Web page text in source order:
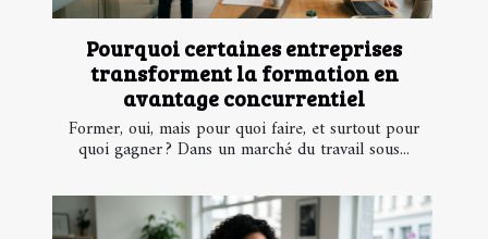
Pourquoi certaines entreprises
transforment la formation en
avantage concurrentiel
Former, oui, mais pour quoi faire, et surtout pour
quoi gagner ? Dans un marché du travail sous...